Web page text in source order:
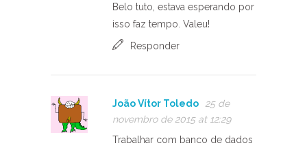
Belo tuto, estava esperando por
isso faz tempo. Valeu!
Responder
João Vítor Toledo
25 de
novembro de 2015 at 12:29
Trabalhar com banco de dados